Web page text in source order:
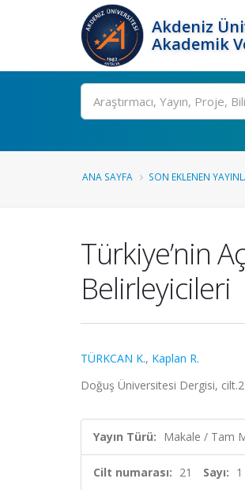
Akdeniz
Akademik
Ara
ANA SAYFA SON EKLENEN
Türkiye’nin
Belirleyicileri
TÜRKCAN K., Kaplan R.
Doğuş Üniversitesi Dergisi,
Yayın Türü: Makale / Tam
Cilt numarası: 21 Sayı: 1